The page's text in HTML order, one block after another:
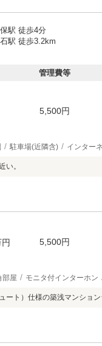
駅 徒歩4分
駅 徒歩3.2km
管理費等
5,500円
駐車場(近隣含) インター
い。
5,500円
部屋 モニタ付インターホン
ート）仕様の築浅マンショ